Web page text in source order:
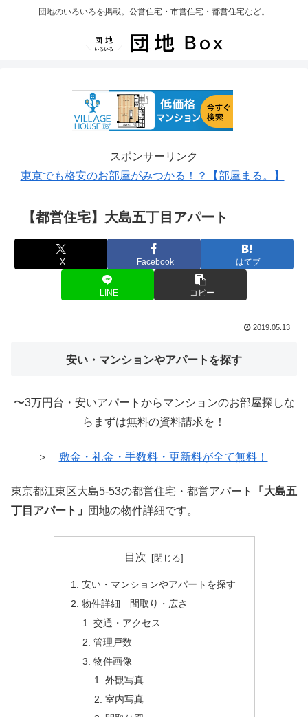
団地のいろいろを掲載。公営住宅・市営住宅・都営住宅など。
スポンサーリンク
東京でも格安のお部屋がみつかる！？【部屋まる。】
【都営住宅】大島五丁目アパート
X Facebook はてブ
LINE コピー
2019.05.13
安い・マンションやアパートを探す
〜3万円台・安いアパートからマンションのお部屋探しな
らまずは無料の資料請求を！
＞ 敷金・礼金・手数料・更新料が全て無料！
東京都江東区大島5-53の都営住宅・都営アパート
「大島五
丁目アパート」
団地の物件詳細です。
目次
安い・マンションやアパートを探す
物件詳細 間取り・広さ
交通・アクセス
管理戸数
物件画像
外観写真
室内写真